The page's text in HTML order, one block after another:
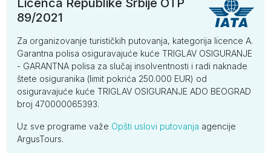
Licenca Republike Srbije OTP
89/2021
Za organizovanje turističkih putovanja, kategorija licence A.
Garantna polisa osiguravajuće kuće TRIGLAV OSIGURANJE
- GARANTNA polisa za slučaj insolventnosti i radi naknade
štete osiguranika (limit pokrića 250.000 EUR) od
osiguravajuće kuće TRIGLAV OSIGURANJE ADO BEOGRAD
broj 470000065393.
Uz sve programe važe Opšti uslovi putovanja agencije
ArgusTours.